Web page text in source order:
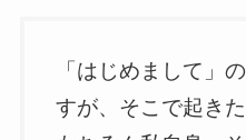
「はじめまして」
すが、そこで起き